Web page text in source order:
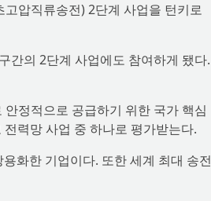
압직류송전) 2단계 사업을 턴키로
간의 2단계 사업에도 참여하게 됐다.
정적으로 공급하기 위한 국가 핵심
력망 사업 중 하나로 평가받는다.
화한 기업이다. 또한 세계 최대 송전